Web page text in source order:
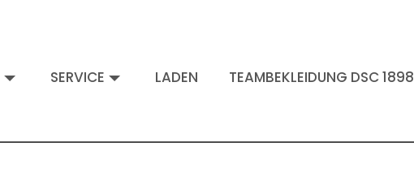
SERVICE LADEN
TEAMBEKLEIDUNG DSC 1898